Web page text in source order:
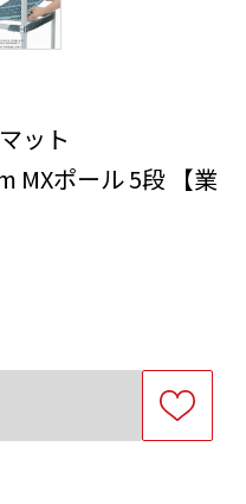
ット
ポール 5段 【業